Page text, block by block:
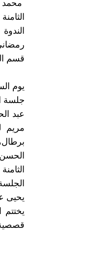
محمد
قسم
يوم السبت 24 ماي 2025م
جلسة
عبد
مريم
يحيى